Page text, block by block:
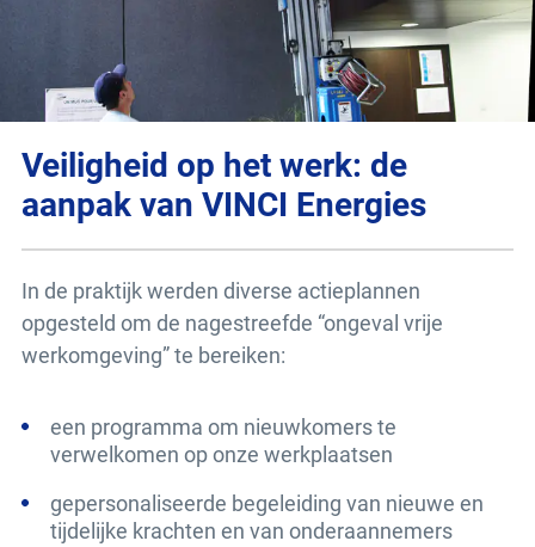
Veiligheid op het werk: de
aanpak van VINCI Energies
In de praktijk werden diverse actieplannen
opgesteld om de nagestreefde “ongeval vrije
werkomgeving” te bereiken:
een programma om nieuwkomers te
verwelkomen op onze werkplaatsen
gepersonaliseerde begeleiding van nieuwe en
tijdelijke krachten en van onderaannemers